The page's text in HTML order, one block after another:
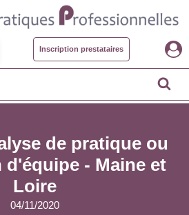
Inscription prestataires
de pratique ou
- Maine et
Loire
04/11/2020